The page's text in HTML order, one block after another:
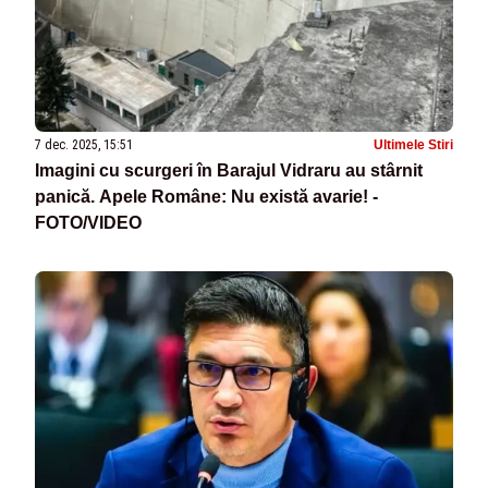
7 dec. 2025, 15:51 Ultimele Stiri
Imagini cu scurgeri în Barajul Vidraru au stârnit
panică. Apele Române: Nu există avarie! -
FOTO/VIDEO